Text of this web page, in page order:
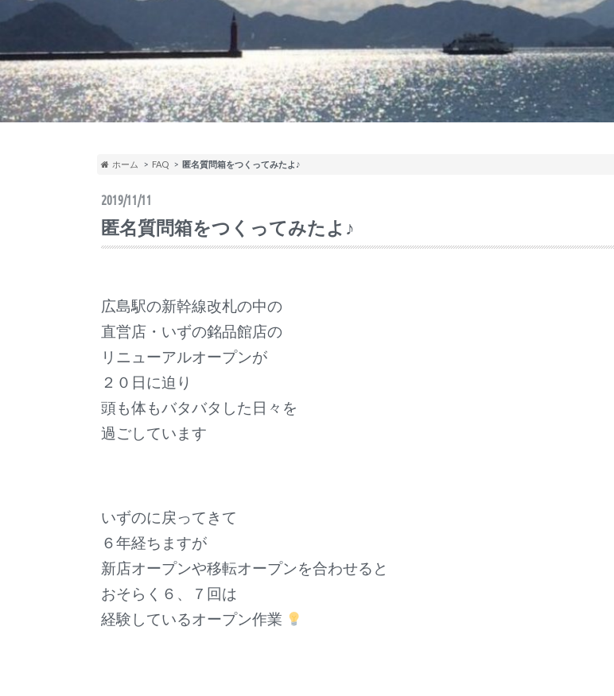
ホーム FAQ 匿名質問箱をつくってみたよ♪
2019/11/11
匿名質問箱をつくってみたよ♪
広島駅の新幹線改札の中の
直営店・いずの銘品館店の
リニューアルオープンが
２０日に迫り
頭も体もバタバタした日々を
過ごしています
いずのに戻ってきて
６年経ちますが
新店オープンや移転オープンを合わせると
おそらく６、７回は
経験しているオープン作業